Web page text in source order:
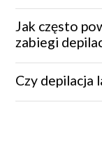
Aby uzyskać
dostosowana
Jak często
zabiegi
Zabiegi
ciała i fazy wzrostu
Czy depilacja
Dzięki systemom